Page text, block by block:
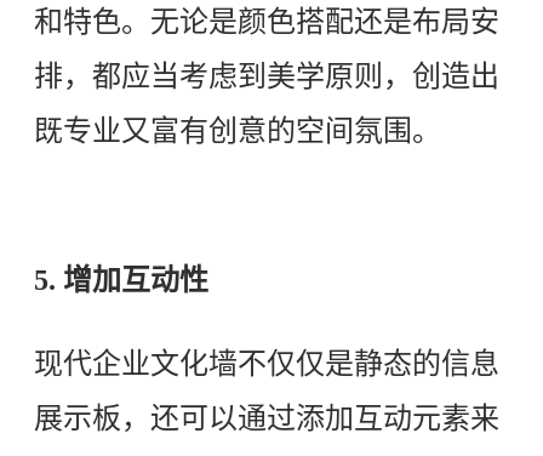
和特色。无论是颜色搭配还是布局安
排，都应当考虑到美学原则，创造出
既专业又富有创意的空间氛围。
5. 增加互动性
现代企业文化墙不仅仅是静态的信息
展示板，还可以通过添加互动元素来